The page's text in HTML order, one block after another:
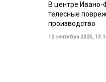
В центре Ивано-
телесные
производство
12 сентября 2025,